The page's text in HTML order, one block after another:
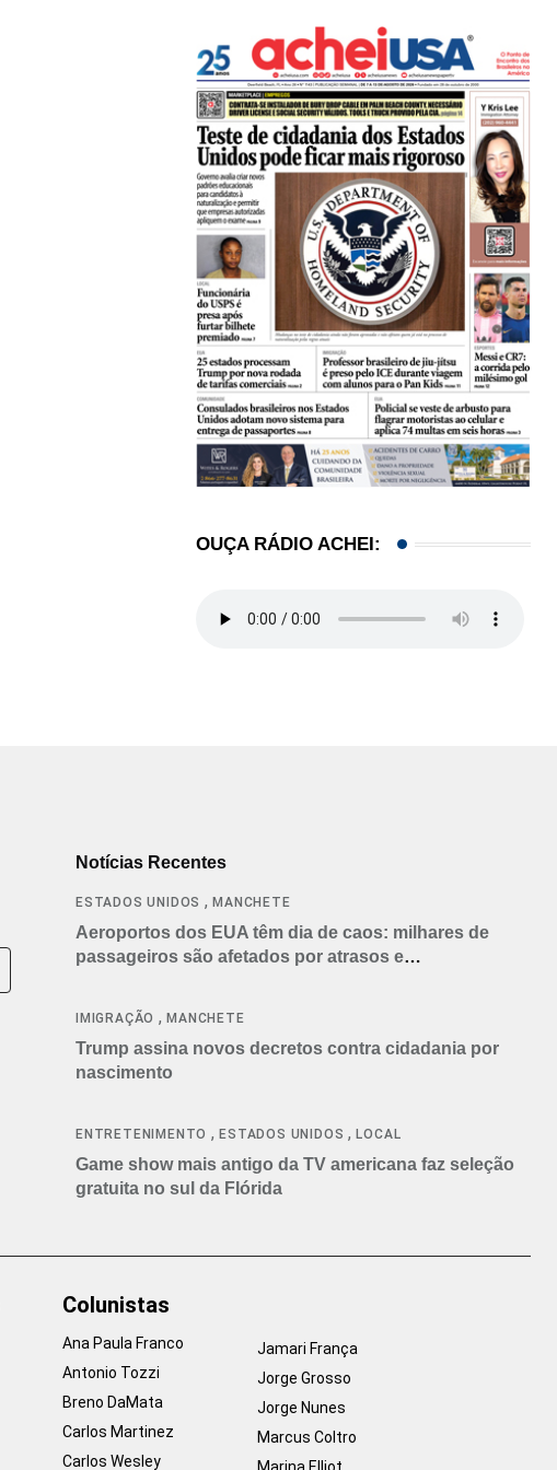
OUÇA RÁDIO ACHEI:
Notícias Recentes
ESTADOS UNIDOS ,MANCHETE
Aeroportos dos EUA têm dia de caos: milhares de
passageiros são afetados por atrasos e
IMIGRAÇÃO ,MANCHETE
Trump assina novos decretos contra cidadania por
nascimento
ENTRETENIMENTO ,ESTADOS UNIDOS ,LOCAL
Game show mais antigo da TV americana faz seleção
gratuita no sul da Flórida
Colunistas
Ana Paula Franco
Antonio Tozzi
Breno DaMata
Carlos Martinez
Carlos Wesley
Jamari França
Jorge Grosso
Jorge Nunes
Marcus Coltro